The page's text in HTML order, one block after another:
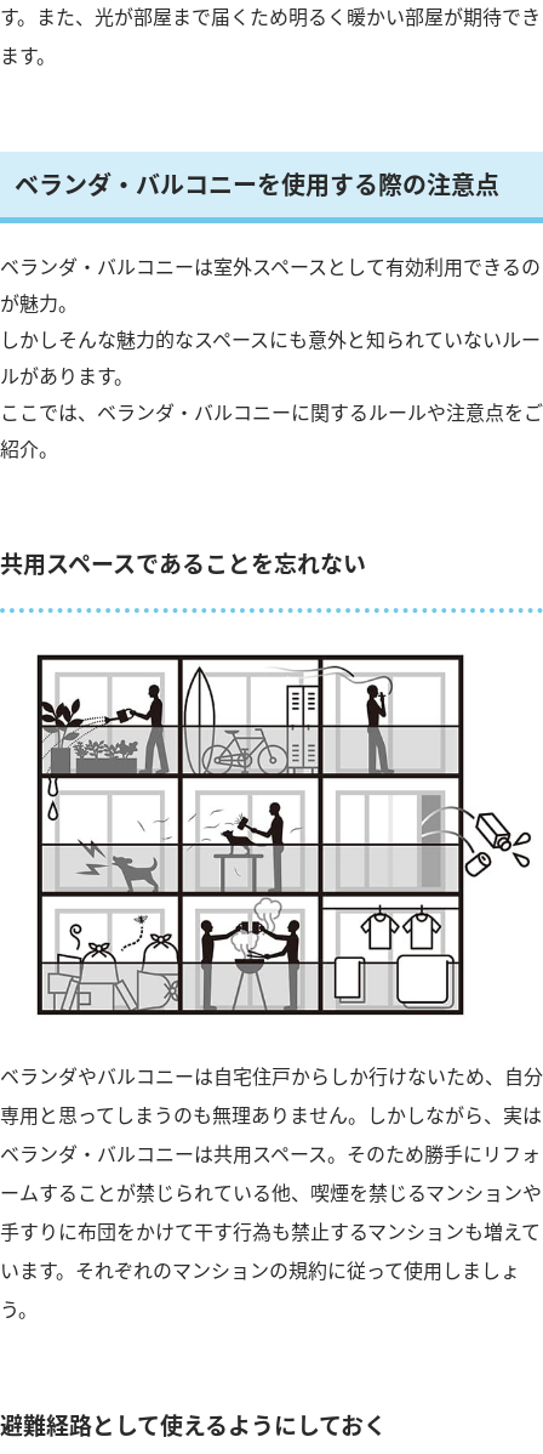
す。また、光が部屋まで届くため明るく暖かい部屋が期待でき
ます。
ベランダ・バルコニーを使用する際の注意点
ベランダ・バルコニーは室外スペースとして有効利用できるの
が魅力。
しかしそんな魅力的なスペースにも意外と知られていないルー
ルがあります。
ここでは、ベランダ・バルコニーに関するルールや注意点をご
紹介。
共用スペースであることを忘れない
ベランダやバルコニーは自宅住戸からしか行けないため、自分
専用と思ってしまうのも無理ありません。しかしながら、実は
ベランダ・バルコニーは共用スペース。そのため勝手にリフォ
ームすることが禁じられている他、喫煙を禁じるマンションや
手すりに布団をかけて干す行為も禁止するマンションも増えて
います。それぞれのマンションの規約に従って使用しましょ
う。
避難経路として使えるようにしておく